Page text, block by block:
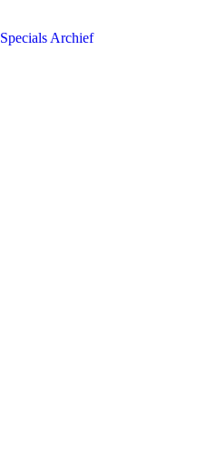
Specials Archief